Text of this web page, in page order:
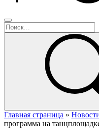
Главная страница »
программа на